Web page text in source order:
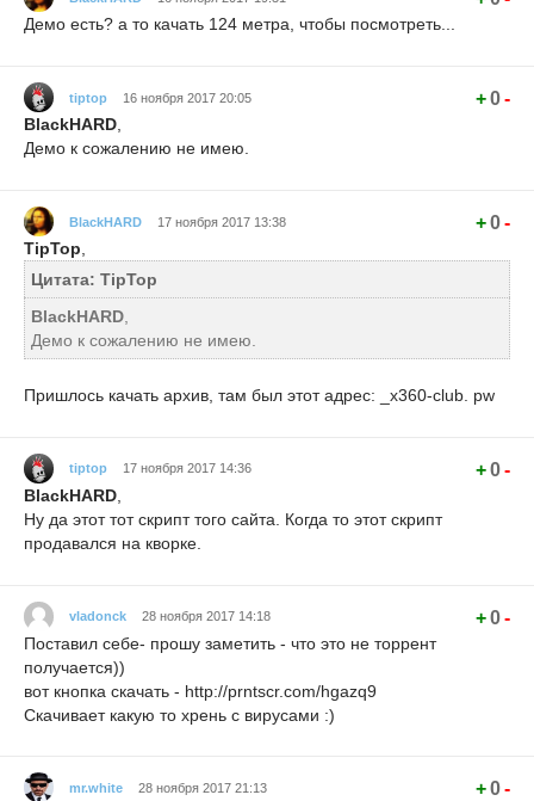
Демо есть? а то качать 124 метра, чтобы посмотреть...
tiptop 16 ноября 2017 20:05 +0-
BlackHARD,
Демо к сожалению не имею.
BlackHARD 17 ноября 2017 13:38 +0-
TipTop
Цитата: TipTop
BlackHARD
Демо к сожалению не имею.
Пришлось качать архив, там был этот адрес: _x360-club. pw
tiptop 17 ноября 2017 14:36 +0-
BlackHARD
Ну да этот тот скрипт того сайта. Когда то этот скрипт
продавался на кворке.
vladonck 28 ноября 2017 14:18 +0-
Поставил себе- прошу заметить - что это не торрент
получается))
вот кнопка скачать - http://prntscr.com/hgazq9
Скачивает какую то хрень с вирусами :)
mr.white 28 ноября 2017 21:13 +0-